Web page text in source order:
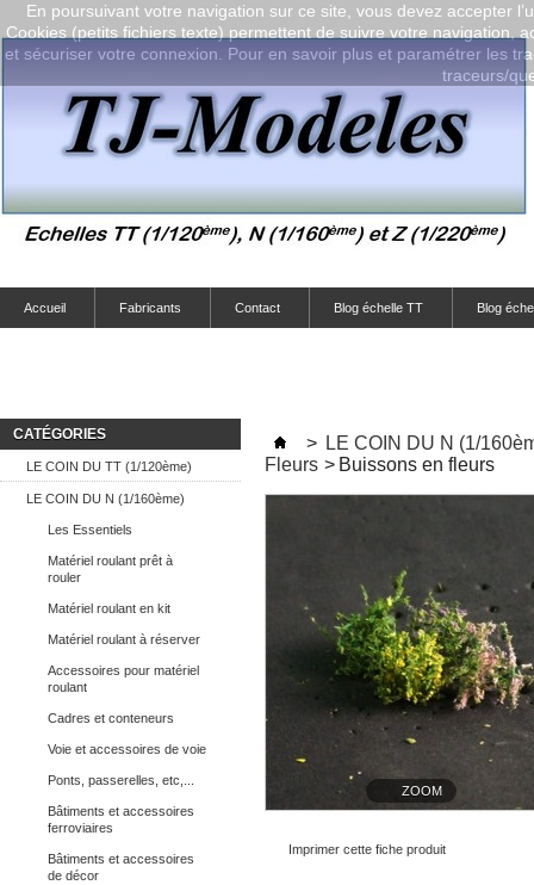
Accueil Fabricants Contact Blog échelle TT Blog
CATÉGORIES
LE COIN DU TT (1/120ème)
LE COIN DU N (1/160ème)
Les Essentiels
Matériel roulant prêt à
rouler
Matériel roulant en kit
Matériel roulant à réserver
Accessoires pour matériel
roulant
Cadres et conteneurs
Voie et accessoires de voie
Ponts, passerelles, etc,...
Bâtiments et accessoires
ferroviaires
Bâtiments et accessoires
de décor
> LE COIN DU N (1/
Fleurs > Buissons en fleurs
ZOOM
Imprimer cette fiche produit
En poursuivant votre navigation sur ce site, vous devez accepter
Cookies (petits fichiers texte) permettent de suivre votre navigation,
et sécuriser votre connexion. Pour en savoir plus et paramétrer les
traceurs/